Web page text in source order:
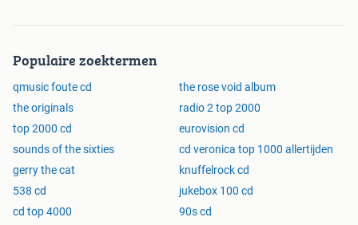
Populaire zoektermen
qmusic foute cd
the rose void album
the originals
radio 2 top 2000
top 2000 cd
eurovision cd
sounds of the sixties
cd veronica top 1000 allertijden
gerry the cat
knuffelrock cd
538 cd
jukebox 100 cd
cd top 4000
90s cd